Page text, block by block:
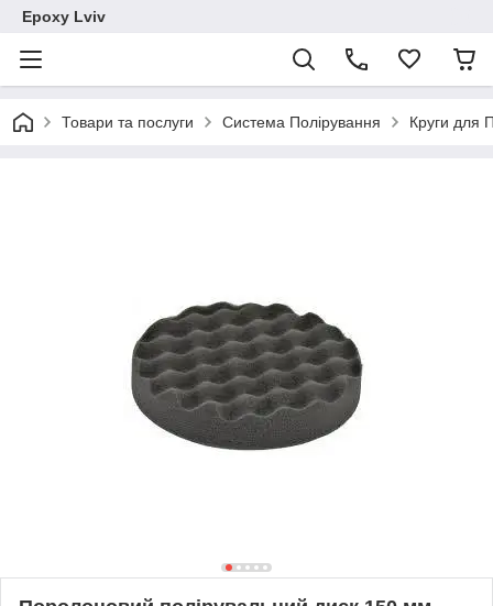
Epoxy Lviv
Товари та послуги Система Полірування Круги для